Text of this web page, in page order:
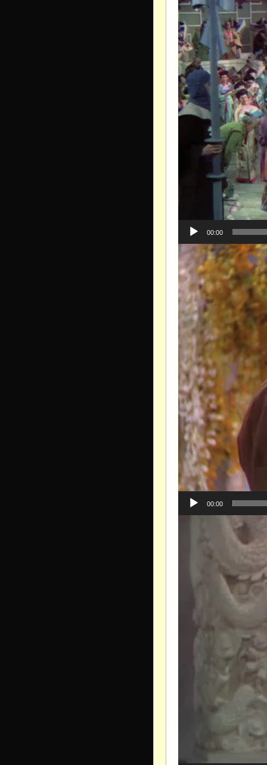
00:00
Видеоплеер
00:00